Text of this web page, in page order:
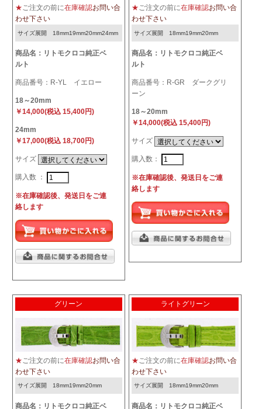
★ご注文の前に在庫確認お問い合
わせ下さい
サイズ展開 18mm19mm20mm24mm
商品名：リトモクロコ純正ベ
ルト
商品番号：R-YL イエロー
18～20mm
￥14,000(税込 15,400円)
24mm
￥17,000(税込 18,700円)
サイズ
購入数 ：
※在庫確認後、発送日をご連
絡します
★ご注文の前に在庫確認お問い合
わせ下さい
サイズ展開 18mm19mm20mm
商品名：リトモクロコ純正ベ
ルト
商品番号：R-GR ダークグリ
ーン
18～20mm
￥14,000(税込 15,400円)
サイズ
購入数：
※在庫確認後、発送日をご連
絡します
グリーン
★ ご注文の前に在庫確認お問い合
わせ下さい
サイズ展開 18mm19mm20mm
商品名：リトモクロコ純正ベ
ライトグリーン
★ ご注文の前に在庫確認お問い合
わせ下さい
サイズ展開 18mm19mm20mm
商品名：リトモクロコ純正ベ